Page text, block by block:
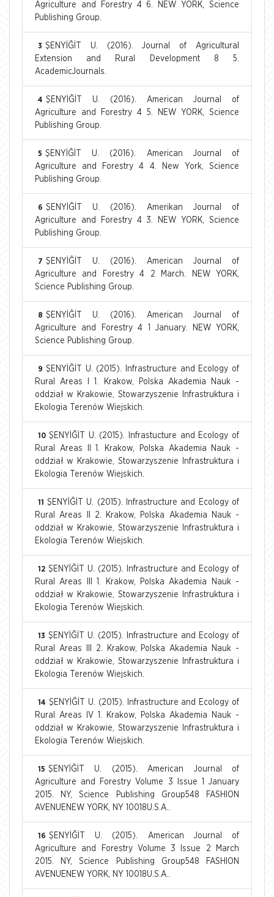
Agriculture and Forestry 4 6. NEW YORK, Science
Publishing Group.
3 ŞENYİĞİT U. (2016). Journal of Agricultural
Extension and Rural Development 8 5.
AcademicJournals.
4 ŞENYİĞİT U. (2016). American Journal of
Agriculture and Forestry 4 5. NEW YORK, Science
Publishing Group.
5 ŞENYİĞİT U. (2016). American Journal of
Agriculture and Forestry 4 4. New York, Science
Publishing Group.
6 ŞENYİĞİT U. (2016). Amerikan Journal of
Agriculture and Forestry 4 3. NEW YORK, Science
Publishing Group.
7 ŞENYİĞİT U. (2016). American Journal of
Agriculture and Forestry 4 2 March. NEW YORK,
Science Publishing Group.
8 ŞENYİĞİT U. (2016). American Journal of
Agriculture and Forestry 4 1 January. NEW YORK,
Science Publishing Group.
9 ŞENYİĞİT U. (2015). Infrastructure and Ecology of
Rural Areas I 1. Krakow, Polska Akademia Nauk -
oddział w Krakowie, Stowarzyszenie Infrastruktura i
Ekologia Terenów Wiejskich.
10 ŞENYİĞİT U. (2015). Infrastucture and Ecology of
Rural Areas II 1. Krakow, Polska Akademia Nauk -
oddział w Krakowie, Stowarzyszenie Infrastruktura i
Ekologia Terenów Wiejskich.
11
ŞENYİĞİT U. (2015). Infrastructure and Ecology of
Rural Areas II 2. Krakow, Polska Akademia Nauk -
oddział w Krakowie, Stowarzyszenie Infrastruktura i
Ekologia Terenów Wiejskich.
12 ŞENYİĞİT U. (2015). Infrastructure and Ecology of
Rural Areas III 1. Krakow, Polska Akademia Nauk -
oddział w Krakowie, Stowarzyszenie Infrastruktura i
Ekologia Terenów Wiejskich.
13 ŞENYİĞİT U. (2015). Infrastructure and Ecology of
Rural Areas III 2. Krakow, Polska Akademia Nauk -
oddział w Krakowie, Stowarzyszenie Infrastruktura i
Ekologia Terenów Wiejskich.
14 ŞENYİĞİT U. (2015). Infrastructure and Ecology of
Rural Areas IV 1. Krakow, Polska Akademia Nauk -
oddział w Krakowie, Stowarzyszenie Infrastruktura i
Ekologia Terenów Wiejskich.
15 ŞENYİĞİT U. (2015). American Journal of
Agriculture and Forestry Volume 3 Issue 1 January
2015. NY, Science Publishing Group548 FASHION
AVENUENEW YORK, NY 10018U.S.A..
16 ŞENYİĞİT U. (2015). American Journal of
Agriculture and Forestry Volume 3 Issue 2 March
2015. NY, Science Publishing Group548 FASHION
AVENUENEW YORK, NY 10018U.S.A..